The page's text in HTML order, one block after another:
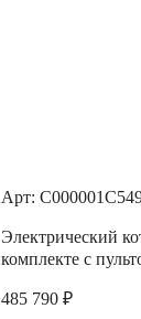
Арт:
Электрический
комплекте с
485 790 ₽